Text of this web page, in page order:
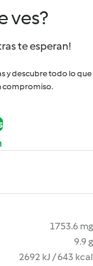
ves?
te esperan!
y descubre todo lo que
compromiso.
1753.6 mg
9.9 g
2692 kJ / 643 kcal